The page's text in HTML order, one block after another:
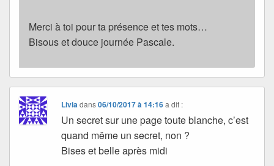
Merci à toi pour ta présence et tes mots…
Bisous et douce journée Pascale.
Liviadans06/10/2017 à 14:16 a dit :
Un secret sur une page toute blanche, c’est
quand même un secret, non ?
Bises et belle après midi